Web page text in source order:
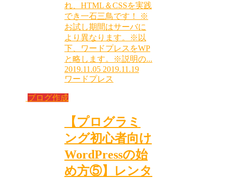
れ、HTML＆CSSを実践
でき一石三鳥です！ ※
お試し期間はサーバに
より異なります。※以
下、ワードプレスをWP
と略します。※説明の...
2019.11.05 2019.11.19
ワードプレス
ブログ作成
【プログラミ
ング初心者向け
WordPressの始
め方⑤】レンタ